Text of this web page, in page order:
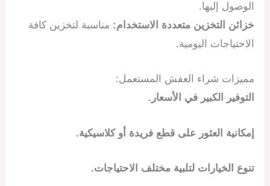
الوصول إليها.
خزائن التخزين متعددة الاستخدام: مناسبة لتخزين كافة
الاحتياجات اليومية.
مميزات شراء العفش المستعمل:
التوفير الكبير في الأسعار.
إمكانية العثور على قطع فريدة أو كلاسيكية.
تنوع الخيارات لتلبية مختلف الاحتياجات.